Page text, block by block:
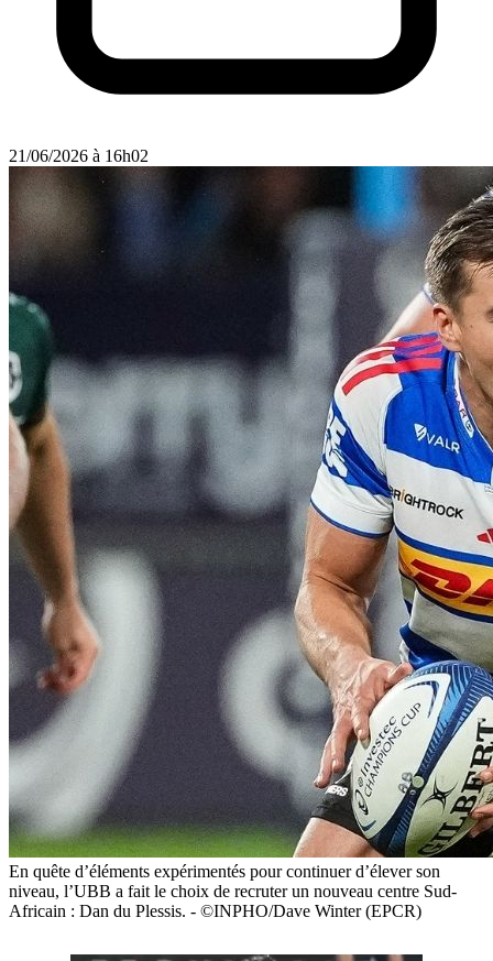
21/06/2026 à 16h02
En quête d’éléments expérimentés pour continuer d’élever son
niveau, l’UBB a fait le choix de recruter un nouveau centre Sud-
Africain : Dan du Plessis. - ©INPHO/Dave Winter (EPCR)